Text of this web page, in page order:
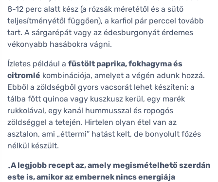
8-12 perc alatt kész (a rózsák méretétől és a sütő
teljesítményétől függően), a karfiol pár perccel tovább
tart. A sárgarépát vagy az édesburgonyát érdemes
vékonyabb hasábokra vágni.
Ízletes például a füstölt paprika, fokhagyma és
citromlé kombinációja, amelyet a végén adunk hozzá.
Ebből a zöldségből gyors vacsorát lehet készíteni: a
tálba főtt quinoa vagy kuszkusz kerül, egy marék
rukkolával, egy kanál hummusszal és ropogós
zöldséggel a tetején. Hirtelen olyan étel van az
asztalon, ami „éttermi” hatást kelt, de bonyolult főzés
nélkül készült.
„A legjobb recept az, amely megismételhető szerdán
este is, amikor az embernek nincs energiája